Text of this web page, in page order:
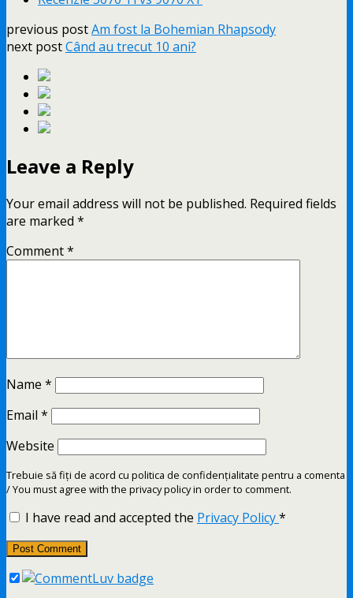
previous postAm fost la Bohemian Rhapsody
next postCând au trecut 10 ani?
Leave a Reply
Your email address will not be published. Required fields
are marked *
Comment*
Name *
Email *
Website
Trebuie să fiți de acord cu politica de confidențialitate pentru a comenta
/ You must agree with the privacy policy in order to comment.
I have read and accepted the Privacy Policy*